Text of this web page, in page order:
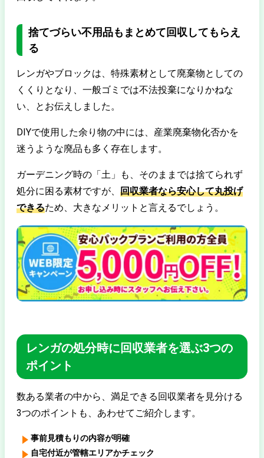
捨てづらい不用品もまとめて回収してもらえ
る
レンガやブロックは、特殊素材として廃棄物としての
くくりとなり、一般ゴミでは不法投棄になりかねな
い、とお伝えしました。
DIYで使用した余り物の中には、産業廃棄物化否かを
迷うような廃品も多く存在します。
ガーデニング時の「土」も、そのままでは捨てられず
処分に困る素材ですが、 回収業者なら安心して丸投げ
できるため、大きなメリットと言えるでしょう。
レンガの処分時に回収業者を選ぶ3つの
ポイント
数ある業者の中から、満足できる回収業者を見分ける
3つのポイントも、あわせてご紹介します。
事前見積もりの内容が明確
自宅付近が管轄エリアかチェック